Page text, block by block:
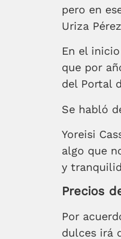
pero en
Uriza
En el
que por
del Portal
Se habló
Yoreisi
algo que
y
Precios
Por
dulces irá